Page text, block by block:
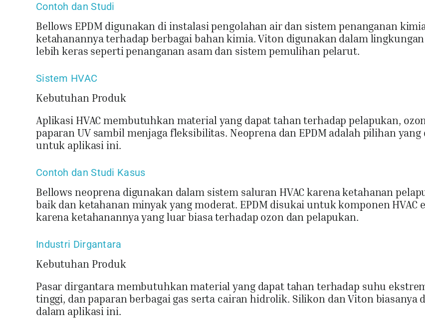
Contoh dan Studi
Bellows EPDM digunakan di instalasi pengolahan air dan sistem penanganan
ketahanannya terhadap berbagai bahan kimia. Viton digunakan dalam
lebih keras seperti penanganan asam dan sistem pemulihan pelarut.
Sistem HVAC
Kebutuhan Produk
Aplikasi HVAC membutuhkan material yang dapat tahan terhadap pelapukan,
paparan UV sambil menjaga fleksibilitas. Neoprena dan EPDM adalah pilihan
untuk aplikasi ini.
Contoh dan Studi Kasus
Bellows neoprena digunakan dalam sistem saluran HVAC karena ketahanan
baik dan ketahanan minyak yang moderat. EPDM disukai untuk komponen HVAC
karena ketahanannya yang luar biasa terhadap ozon dan pelapukan.
Industri Dirgantara
Kebutuhan Produk
Pasar dirgantara membutuhkan material yang dapat tahan terhadap suhu
tinggi, dan paparan berbagai gas serta cairan hidrolik. Silikon dan Viton biasanya
dalam aplikasi ini.